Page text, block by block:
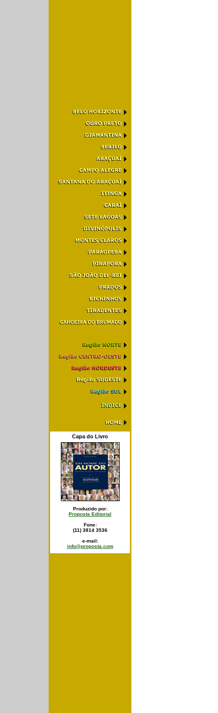
Capa do Livro
Produzido por:
Proposta Editorial
Fone:
(11) 3814 3536
e-mail:
info@proposta.com